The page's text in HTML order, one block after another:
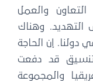
والعمل
التهديد. وهناك
دولنا. إن الحاجة
قد دفعت
والمجموعة